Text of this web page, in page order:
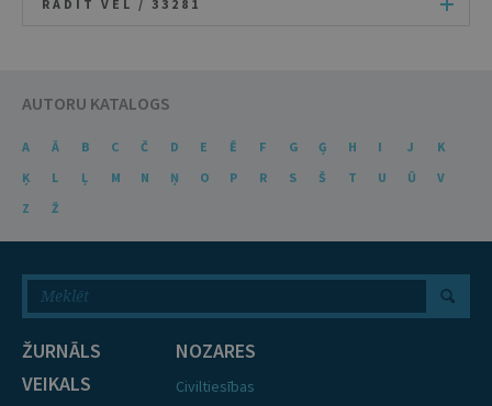
RĀDĪT VĒL / 33281
AUTORU KATALOGS
A Ā B C Č D E Ē F G Ģ H I J
K
Ķ
L Ļ M N Ņ O P R S Š T U Ū
V
Z
Ž
ŽURNĀLS
VEIKALS
NOZARES
Civiltiesības